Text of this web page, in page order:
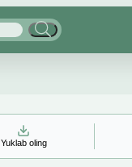
Yuklab oling